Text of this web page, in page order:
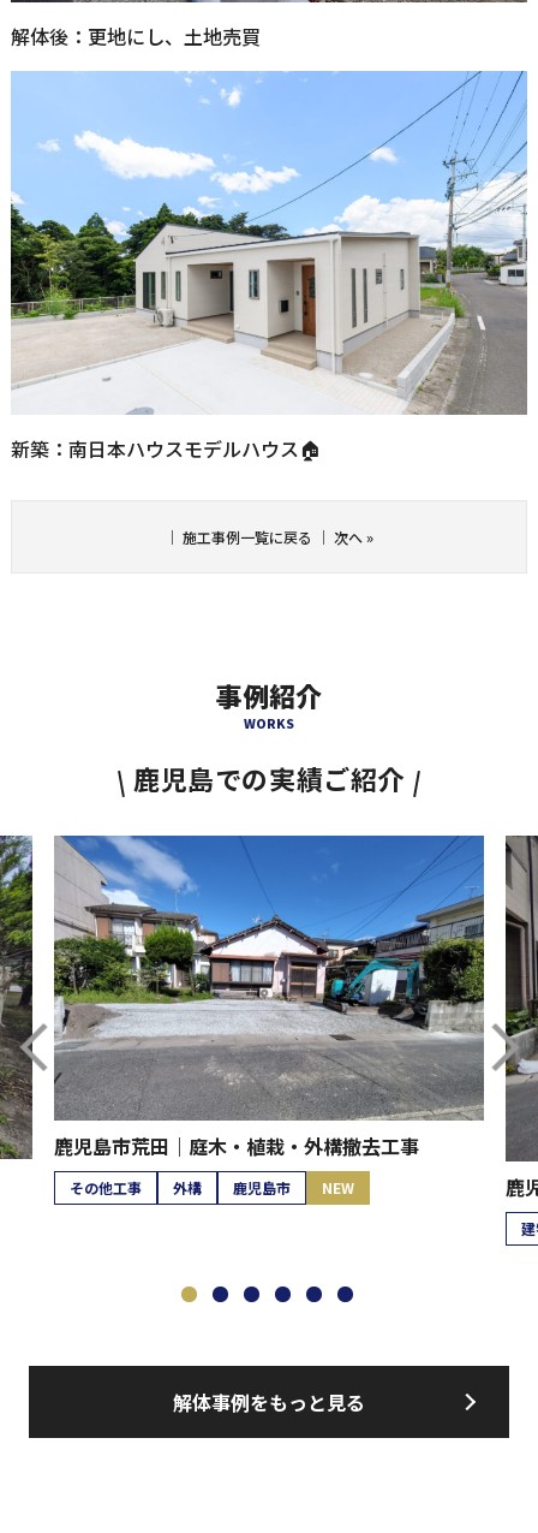
解体後：更地にし、土地売買
新築：南日本ハウスモデルハウス🏠
｜ 施工事例一覧に戻る ｜ 次へ»
事例紹介
WORKS
鹿児島での実績ご紹介
鹿児島市荒田｜庭木・植栽・外構撤去工事
その他工事 外構 鹿児島市 NEW 鹿
解体事例をもっと見る